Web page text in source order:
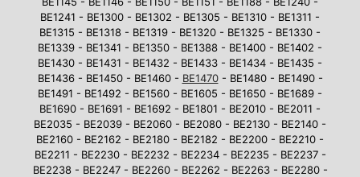
BE1241 - BE1300 - BE1302 - BE1305 - BE1310 - BE1311 -
BE1315 - BE1318 - BE1319 - BE1320 - BE1325 - BE1330 -
BE1339 - BE1341 - BE1350 - BE1388 - BE1400 - BE1402 -
BE1430 - BE1431 - BE1432 - BE1433 - BE1434 - BE1435 -
BE1436 - BE1450 - BE1460 - BE1470- BE1480 - BE1490 -
BE1491 - BE1492 - BE1560 - BE1605 - BE1650 - BE1689 -
BE1690 - BE1691 - BE1692 - BE1801 - BE2010 - BE2011 -
BE2035 - BE2039 - BE2060 - BE2080 - BE2130 - BE2140 -
BE2160 - BE2162 - BE2180 - BE2182 - BE2200 - BE2210 -
BE2211 - BE2230 - BE2232 - BE2234 - BE2235 - BE2237 -
BE2238 - BE2247 - BE2260 - BE2262 - BE2263 - BE2280 -